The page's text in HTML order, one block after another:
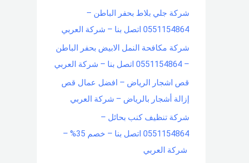
شركة جلي بلاط بحفر الباطن –
0551154864 اتصل بنا – شركة العربي
شركة مكافحة النمل الابيض بحفر الباطن
– 0551154864 اتصل بنا – شركة العربي
قص اشجار الرياض – افضل عمال قص
إزالة أشجار بالرياض – شركة العربي
شركة تنظيف كنب بحائل –
0551154864 اتصل بنا – خصم 35% –
شركة العربي